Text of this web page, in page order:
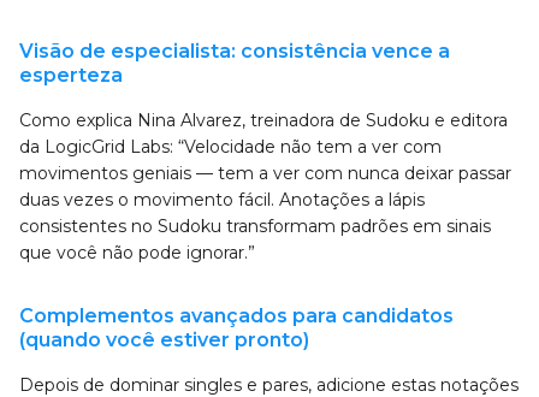
Visão de especialista: consistência vence a
esperteza
Como explica Nina Alvarez, treinadora de Sudoku e editora
da LogicGrid Labs: “Velocidade não tem a ver com
movimentos geniais — tem a ver com nunca deixar passar
duas vezes o movimento fácil. Anotações a lápis
consistentes no Sudoku transformam padrões em sinais
que você não pode ignorar.”
Complementos avançados para candidatos
(quando você estiver pronto)
Depois de dominar singles e pares, adicione estas notações